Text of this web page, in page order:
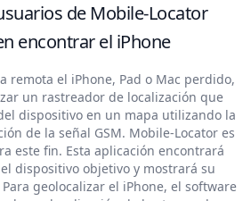
de Mobile-Locator
encontrar el iPhone
remota el iPhone, Pad o Mac perdido,
un rastreador de localización que
dispositivo en un mapa utilizando la
de la señal GSM. Mobile-Locator es
este fin. Esta aplicación encontrará
dispositivo objetivo y mostrará su
geolocalizar el iPhone, el software